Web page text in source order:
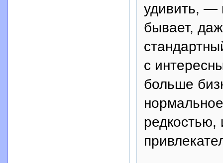
удивить, —
бывает,
с
больше
редкостью,